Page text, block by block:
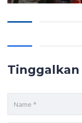
Tinggalkan